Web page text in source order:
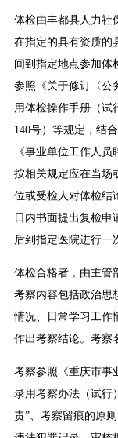
体检由丰都县人力社
在指定的具有资质的
间到指定地点参加体
参照《关于修订〈公
用体检操作手册（试
140号）等规定，结
《事业单位工作人
按相关规定应在当场
位或受检人对体检结
日内书面提出复检
后到指定医院进行一
体检合格者，由主管
考察内容包括政治思
情况、日常学习工作
作出考察结论。考察
考察参照《重庆市事
录用考察办法（试行
责”、考察留痕的原